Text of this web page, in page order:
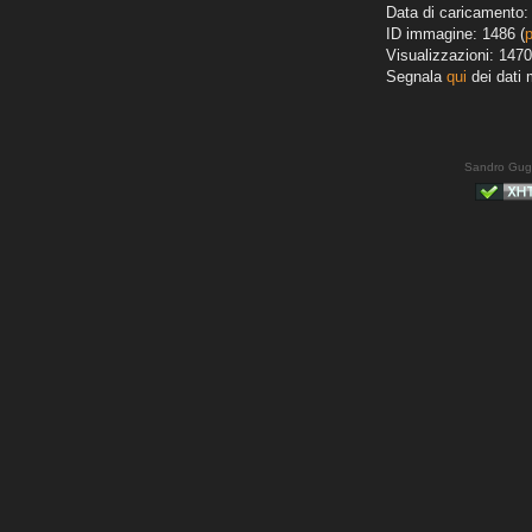
Data di caricamento:
ID immagine: 1486 (
Visualizzazioni: 1470
Segnala qui dei dati
Sandro